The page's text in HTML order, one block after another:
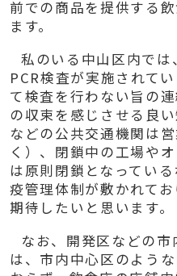
前での商品を提供する
ます。
私のいる中山区内では
PCR検査が実施されてい
て検査を行わない旨の
の収束を感じさせる良
などの公共交通機関は
く）、閉鎖中の工場や
は原則閉鎖となってい
疫管理体制が敷かれて
期待したいと思います。
なお、開発区などの
は、市内中心区のよう